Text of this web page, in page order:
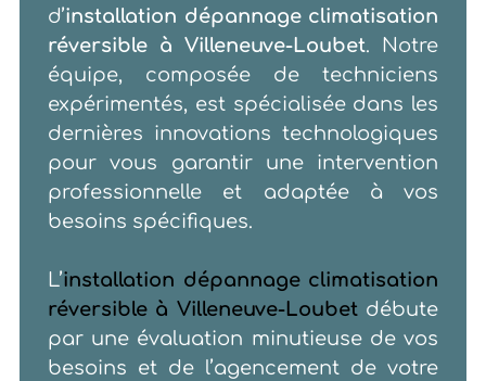
d’installation dépannage climatisation
réversible à Villeneuve-Loubet. Notre
équipe, composée de techniciens
expérimentés, est spécialisée dans les
dernières innovations technologiques
pour vous garantir une intervention
professionnelle et adaptée à vos
besoins spécifiques.
L’installation dépannage climatisation
réversible à Villeneuve-Loubetdébute
par une évaluation minutieuse de vos
besoins et de l’agencement de votre